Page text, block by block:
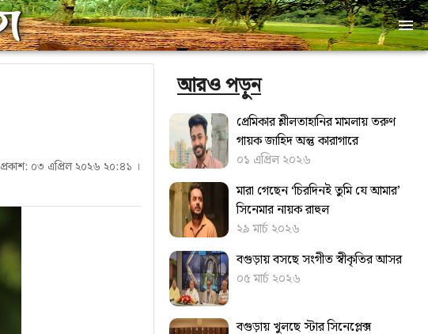
প্রকাশ: ০৩ এপ্রিল ২০২৬ ২০:৪১ ।
আরও পড়ুন
প্রেমিকার শ্লীলতাহানির মামলায় তরুণ
গায়ক জাহিদ অন্তু কারাগারে
০১ এপ্রিল ২০২৬
মারা গেছেন ‘চিরদিনই তুমি যে আমার’
সিনেমার নায়ক রাহুল
২৯ মার্চ ২০২৬
বগুড়ায় বসছে সংগীত স্বীকৃতির আসর
০৫ মার্চ ২০২৬
বগুড়ায় খুলছে স্টার সিনেপ্লেক্স